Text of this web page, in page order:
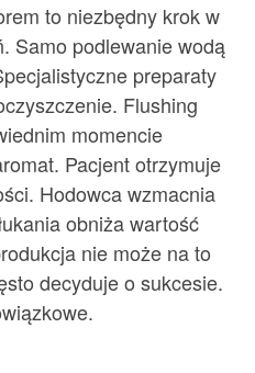
to niezbędny krok w
Samo podlewanie wodą
preparaty
Flushing
momencie
Pacjent otrzymuje
Hodowca wzmacnia
obniża wartość
nie może na to
decyduje o sukcesie.